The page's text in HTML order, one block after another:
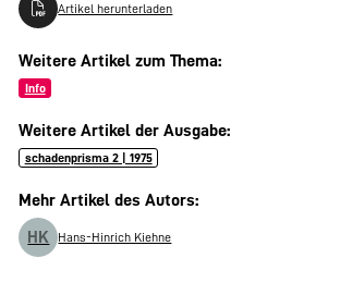
Artikel herunterladen
Weitere Artikel zum Thema:
Info
Weitere Artikel der Ausgabe:
schadenprisma 2 | 1975
Mehr Artikel des Autors:
HK Hans-Hinrich Kiehne